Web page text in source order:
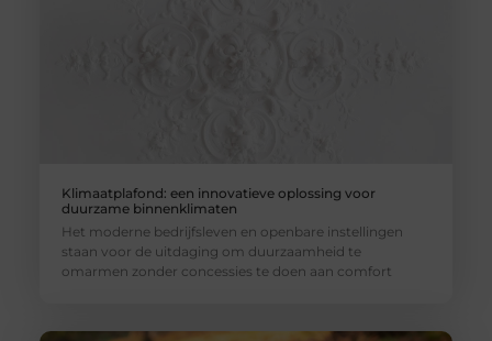
Klimaatplafond: een innovatieve oplossing voor
duurzame binnenklimaten
Het moderne bedrijfsleven en openbare instellingen
staan voor de uitdaging om duurzaamheid te
omarmen zonder concessies te doen aan comfort